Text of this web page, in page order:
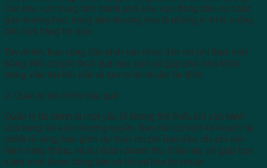
Các khu vực trung tâm thành phố, khu vực đông dân cư hoặc
gần trường học, trung tâm thương mại là những vị trí lý tưởng
cho cửa hàng trà sữa.
Tuy nhiên, bạn cũng cần phải cân nhắc đến chi phí thuê mặt
bằng. Nếu chi phí thuê quá cao, bạn sẽ gặp phải khó khăn
trong việc thu hồi vốn và tạo ra lợi nhuận ổn định.
2. Quản lý tài chính hiệu quả
Quản lý tài chính là một yếu tố không thể thiếu khi vận hành
cửa hàng trà sữa nhượng quyền. Bạn cần có một kế hoạch tài
chính rõ ràng, bao gồm dự toán chi phí ban đầu, chi phí vận
hành hàng tháng, và dự đoán doanh thu. Điều này sẽ giúp bạn
kiểm soát được dòng tiền và tối ưu hóa lợi nhuận.